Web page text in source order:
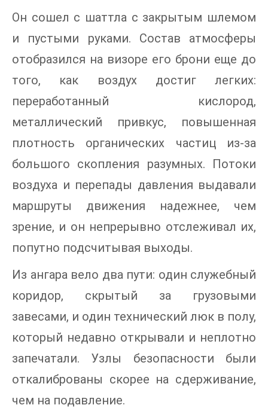
Он сошел с шаттла с закрытым шлемом
и пустыми руками. Состав атмосферы
отобразился на визоре его брони еще до
того, как воздух достиг легких:
переработанный кислород,
металлический привкус, повышенная
плотность органических частиц из-за
большого скопления разумных. Потоки
воздуха и перепады давления выдавали
маршруты движения надежнее, чем
зрение, и он непрерывно отслеживал их,
попутно подсчитывая выходы.
Из ангара вело два пути: один служебный
коридор, скрытый за грузовыми
завесами, и один технический люк в полу,
который недавно открывали и неплотно
запечатали. Узлы безопасности были
откалиброваны скорее на сдерживание,
чем на подавление.